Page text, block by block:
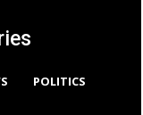
POLITICS